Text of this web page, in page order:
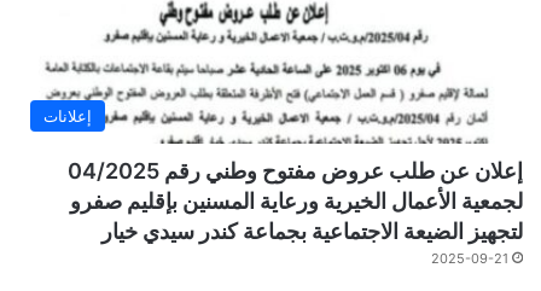
إعلانات
إعلان عن طلب عروض مفتوح وطني رقم 04/2025
لجمعية الأعمال الخيرية ورعاية المسنين بإقليم صفرو
لتجهيز الضيعة الاجتماعية بجماعة كندر سيدي خيار
2025-09-21